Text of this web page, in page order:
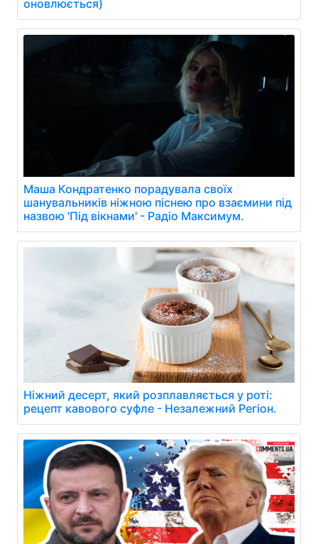
оновлюється)
Маша Кондратенко порадувала своїх
шанувальників ніжною піснею про взаємини під
назвою 'Під вікнами' - Радіо Максимум.
Ніжний десерт, який розплавляється у роті:
рецепт кавового суфле - Незалежний Регіон.